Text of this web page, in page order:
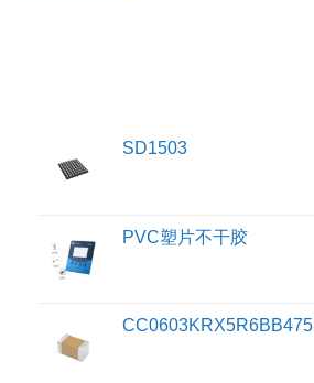
SD1503
PVC塑片不干胶
CC0603KRX5R6BB475